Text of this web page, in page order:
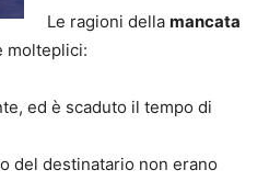
Le ragioni della mancata
molteplici:
ed è scaduto il tempo di
del destinatario non erano